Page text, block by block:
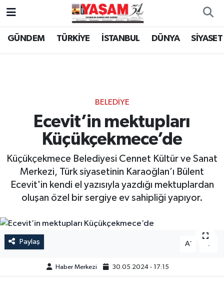
GÜNDEM TÜRKİYE İSTANBUL DÜNYA SİYASET
BELEDİYE
Ecevit’in mektupları
Küçükçekmece’de
Küçükçekmece Belediyesi Cennet Kültür ve Sanat
Merkezi, Türk siyasetinin Karaoğlan’ı Bülent
Ecevit'in kendi el yazısıyla yazdığı mektuplardan
oluşan özel bir sergiye ev sahipliği yapıyor.
Paylaş A- A
Haber Merkezi 30.05.2024 - 17:15